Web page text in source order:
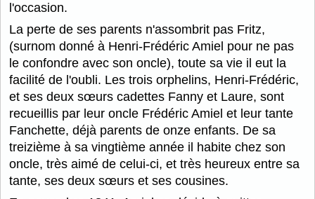
l'occasion.
La perte de ses parents n'assombrit pas Fritz,
(surnom donné à Henri-Frédéric Amiel pour ne pas
le confondre avec son oncle), toute sa vie il eut la
facilité de l'oubli. Les trois orphelins, Henri-Frédéric,
et ses deux sœurs cadettes Fanny et Laure, sont
recueillis par leur oncle Frédéric Amiel et leur tante
Fanchette, déjà parents de onze enfants. De sa
treizième à sa vingtième année il habite chez son
oncle, très aimé de celui-ci, et très heureux entre sa
tante, ses deux sœurs et ses cousines.